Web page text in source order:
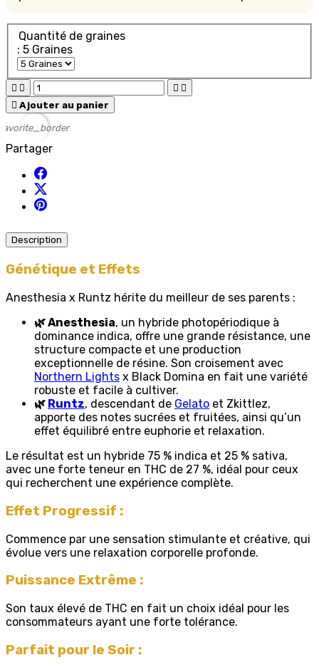
Quantité de graines
: 5 Graines
   
 Ajouter au panier
favorite_border
Partager
Description
Génétique et Effets
Anesthesia x Runtz hérite du meilleur de ses parents :
🌿 Anesthesia, un hybride photopériodique à
dominance indica, offre une grande résistance, une
structure compacte et une production
exceptionnelle de résine. Son croisement avec
Northern Lights x Black Domina en fait une variété
robuste et facile à cultiver.
🌿 Runtz, descendant de Gelato et Zkittlez,
apporte des notes sucrées et fruitées, ainsi qu’un
effet équilibré entre euphorie et relaxation.
Le résultat est un hybride 75 % indica et 25 % sativa,
avec une forte teneur en THC de 27 %, idéal pour ceux
qui recherchent une expérience complète.
Effet Progressif :
Commence par une sensation stimulante et créative, qui
évolue vers une relaxation corporelle profonde.
Puissance Extrême :
Son taux élevé de THC en fait un choix idéal pour les
consommateurs ayant une forte tolérance.
Parfait pour le Soir :